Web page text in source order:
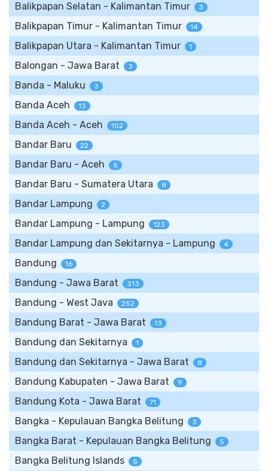
Balikpapan Selatan - Kalimantan Timur 3
Balikpapan Timur - Kalimantan Timur 14
Balikpapan Utara - Kalimantan Timur 1
Balongan - Jawa Barat 3
Banda - Maluku 3
Banda Aceh 13
Banda Aceh - Aceh 102
Bandar Baru 22
Bandar Baru - Aceh 5
Bandar Baru - Sumatera Utara 8
Bandar Lampung 2
Bandar Lampung - Lampung 123
Bandar Lampung dan Sekitarnya - Lampung 4
Bandung 16
Bandung - Jawa Barat 313
Bandung - West Java 252
Bandung Barat - Jawa Barat 13
Bandung dan Sekitarnya 1
Bandung dan Sekitarnya - Jawa Barat 8
Bandung Kabupaten - Jawa Barat 9
Bandung Kota - Jawa Barat 71
Bangka - Kepulauan Bangka Belitung 3
Bangka Barat - Kepulauan Bangka Belitung 5
Bangka Belitung Islands 5